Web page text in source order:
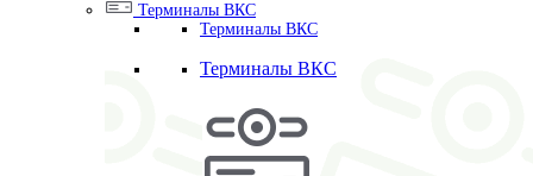
Терминалы ВКС
Терминалы ВКС
Терминалы ВКС